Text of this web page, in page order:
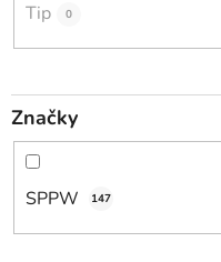
o
Tip 0
Značky
SPPW 147